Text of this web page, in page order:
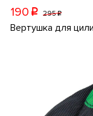
190 p 295p
Вертушка для